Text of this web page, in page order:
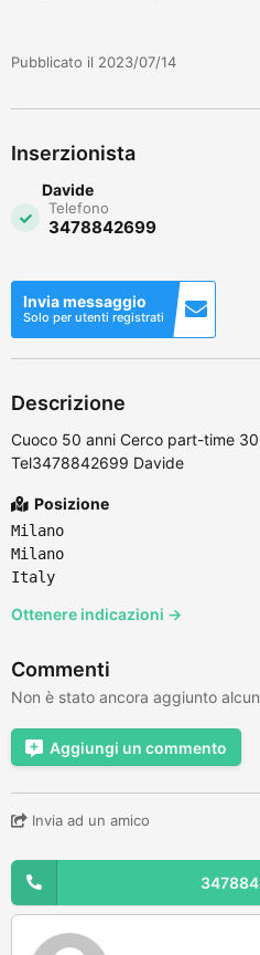
Pubblicato il 2023/07/14
Inserzionista
Davide
Telefono
3478842699
Invia messaggio
Solo per utenti registrati
Descrizione
Cuoco 50 anni Cerco part-time
Tel3478842699 Davide
Posizione
Milano
Milano
Italy
Ottenere indicazioni →
Commenti
Non è stato ancora aggiunto
Aggiungi un commento
Invia ad un amico